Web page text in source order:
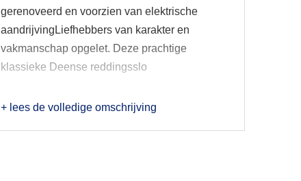
gerenoveerd en voorzien van elektrische
aandrijvingLiefhebbers van karakter en
vakmanschap opgelet. Deze prachtige
klassieke Deense reddingsslo
+ lees de volledige omschrijving